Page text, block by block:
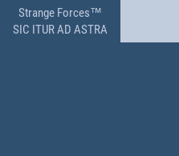
Strange Forces™
SIC ITUR AD ASTRA